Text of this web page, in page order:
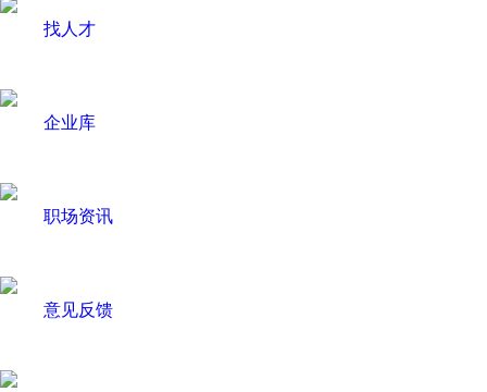
找人才
企业库
职场资讯
意见反馈